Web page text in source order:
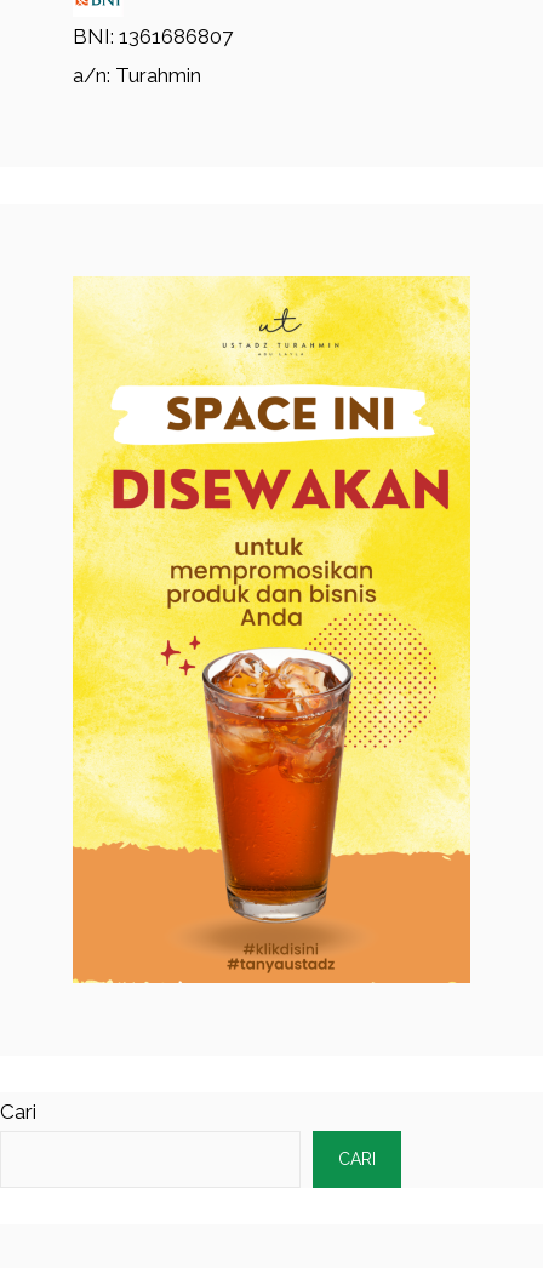
BNI: 1361686807
a/n: Turahmin
Cari
CARI